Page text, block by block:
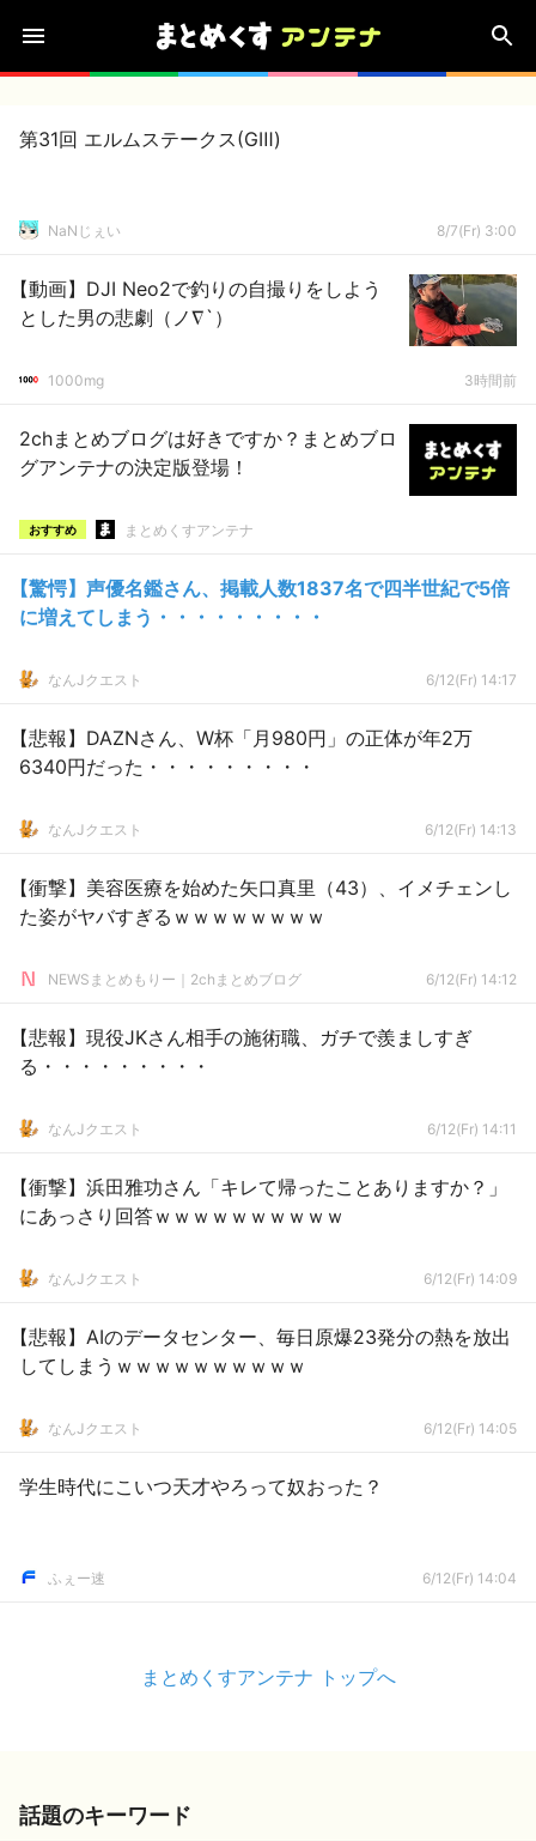
第31回 エルムステークス(GⅢ)
NaNじぇい 8/7(Fr) 3:00
【動画】DJI Neo2で釣りの自撮りをしよう
とした男の悲劇（ノ∇`）
1000mg 3時間前
2chまとめブログは好きですか？まとめブロ
グアンテナの決定版登場！
おすすめ まとめくすアンテナ
【驚愕】声優名鑑さん、掲載人数1837名で四半世紀で5倍
に増えてしまう・・・・・・・・・
なんJクエスト 6/12(Fr) 14:17
【悲報】DAZNさん、W杯「月980円」の正体が年2万
6340円だった・・・・・・・・・
なんJクエスト 6/12(Fr) 14:13
【衝撃】美容医療を始めた矢口真里（43）、イメチェンし
た姿がヤバすぎるｗｗｗｗｗｗｗｗ
NEWSまとめもりー｜2chまとめブログ 6/12(Fr) 14:12
【悲報】現役JKさん相手の施術職、ガチで羨ましすぎ
る・・・・・・・・・
なんJクエスト 6/12(Fr) 14:11
【衝撃】浜田雅功さん「キレて帰ったことありますか？」
にあっさり回答ｗｗｗｗｗｗｗｗｗｗ
なんJクエスト 6/12(Fr) 14:09
【悲報】AIのデータセンター、毎日原爆23発分の熱を放出
してしまうｗｗｗｗｗｗｗｗｗｗ
なんJクエスト 6/12(Fr) 14:05
学生時代にこいつ天才やろって奴おった？
ふぇー速 6/12(Fr) 14:04
まとめくすアンテナ トップへ
話題のキーワード